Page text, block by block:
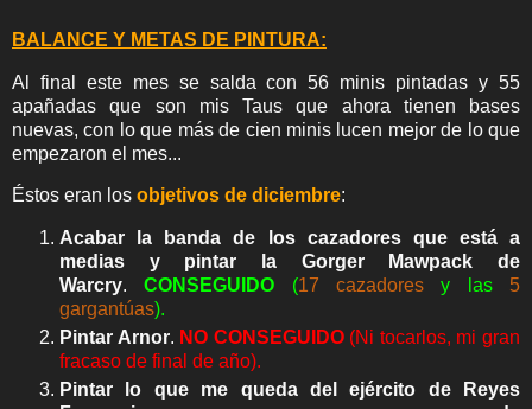
BALANCE Y METAS DE PINTURA:
Al final este mes se salda con 56 minis pintadas y 55
apañadas que son mis Taus que ahora tienen bases
nuevas, con lo que más de cien minis lucen mejor de lo que
empezaron el mes...
Éstos eran los objetivos de diciembre:
Acabar la banda de los cazadores que está a
medias y pintar la Gorger Mawpack de
Warcry.CONSEGUIDO (17 cazadores y las 5
gargantúas).
Pintar Arnor. NO CONSEGUIDO(Ni tocarlos, mi gran
fracaso de final de año).
Pintar lo que me queda del ejército de Reyes